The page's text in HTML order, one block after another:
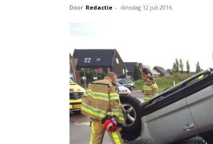
Door Redactie - dinsdag 12 juli 2016